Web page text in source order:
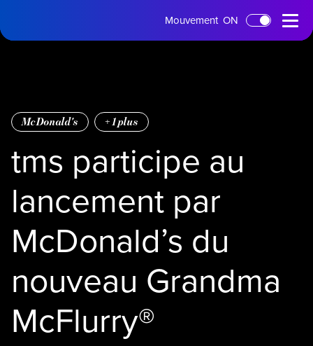
Menu
ouvert
Mouvement ON
tms participe au
lancement par
McDonald’s du
nouveau Grandma
McFlurry®
McDonald's +1plus